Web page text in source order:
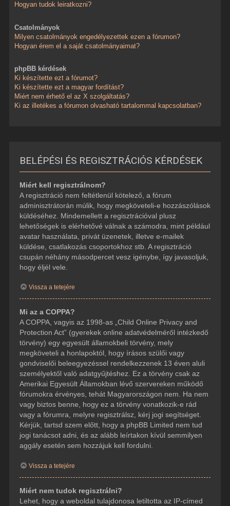
Hogyan tudok leiratkozni?
Csatolmányok
Milyen csatolmányok engedélyezettek ezen a fórumon?
Hogyan érem el a saját csatolmányaimat?
phpBB kérdések
Ki készítette ezt a fórumot?
Ki készítette ezt a magyar fordítást?
Miért nem érhető el az X szolgáltatás?
Ki az illetékes a fórumon olvasható tartalommal kapcsolatban?
BELÉPÉSI ÉS REGISZTRÁCIÓS KÉRDÉSEK
Miért kell regisztrálnom?
A regisztráció nem feltétlenül kötelező, a fórum
adminisztrátorán múlik, hogy megköveteli-e hozzászólások
küldéséhez. Mindemellett a regisztrációval plusz
lehetőségek is elérhetővé válnak a számodra, mint például
avatar használata, privát üzenetek, illetve e-mailek
küldése, csatlakozás csoportokhoz stb. A regisztráció
csupán néhány másodpercet vesz igénybe, így javasoljuk,
hogy éljél vele.
Vissza a tetejére
Mi az a COPPA?
A COPPA, vagyis az 1998-as „Child Online Privacy and
Protection Act” (gyerekek online adatvédelméről intézkedő
törvény) egy egyesült államokbeli törvény, mely
megköveteli a honlapoktól, hogy írásos szülői vagy
gondviselői beleegyezéssel rendelkezzenek 13 éven aluli
személyektől való adatgyűjtéshez. Ez a törvény csak az
Amerikai Egyesült Államokban lévő szervereken működő
fórumokra érvényes, tehát Magyarországon nem. Ha nem
vagy biztos benne, hogy ez a törvény vonatkozik-e rád
vagy a fórumra, melyre regisztrálsz, kérj jogi segítséget.
Kérjük, tartsd szem előtt, hogy a phpBB Limited nem tud
jogi tanácsot adni, és az alább leírtakon kívül semmilyen
aggály esetén sem hozzájuk kell fordulni.
Vissza a tetejére
Miért nem tudok regisztrálni?
Lehet, hogy a weboldal tulajdonosa letiltotta az IP-címed